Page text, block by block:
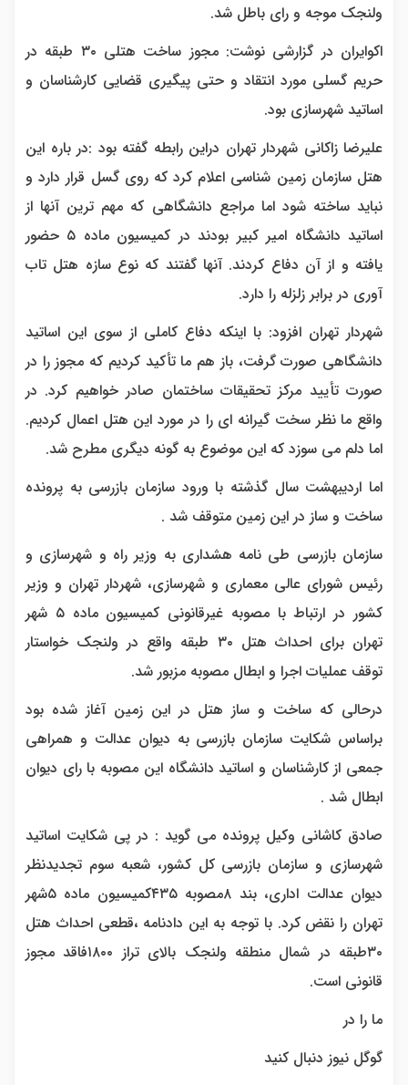
ولنجک موجه و رای باطل شد.
اکوایران در گزارشی نوشت: مجوز ساخت هتلی ۳۰ طبقه در
حریم گسلی مورد انتقاد و حتی پیگیری قضایی کارشناسان و
اساتید شهرسازی بود.
علیرضا زاکانی شهردار تهران دراین رابطه گفته بود :در باره این
هتل سازمان زمین شناسی اعلام کرد که روی گسل قرار دارد و
نباید ساخته شود اما مراجع دانشگاهی که مهم ترین آنها از
اساتید دانشگاه امیر کبیر بودند در کمیسیون ماده ۵ حضور
یافته و از آن دفاع کردند. آنها گفتند که نوع سازه هتل تاب
آوری در برابر زلزله را دارد.
شهردار تهران افزود: با اینکه دفاع کاملی از سوی این اساتید
دانشگاهی صورت گرفت، باز هم ما تأکید کردیم که مجوز را در
صورت تأیید مرکز تحقیقات ساختمان صادر خواهیم کرد. در
واقع ما نظر سخت گیرانه ای را در مورد این هتل اعمال کردیم.
اما دلم می سوزد که این موضوع به گونه دیگری مطرح شد.
اما اردیبهشت سال گذشته با ورود سازمان بازرسی به پرونده
ساخت و ساز در این زمین متوقف شد .
سازمان بازرسی طی نامه هشداری به وزیر راه و شهرسازی و
رئیس شورای عالی معماری و شهرسازی، شهردار تهران و وزیر
کشور در ارتباط با مصوبه غیرقانونی کمیسیون ماده ۵ شهر
تهران برای احداث هتل ۳۰ طبقه واقع در ولنجک خواستار
توقف عملیات اجرا و ابطال مصوبه مزبور شد.
درحالی که ساخت و ساز هتل در این زمین آغاز شده بود
براساس شکایت سازمان بازرسی به دیوان عدالت و همراهی
جمعی از کارشناسان و اساتید دانشگاه این مصوبه با رای دیوان
ابطال شد .
صادق کاشانی وکیل پرونده می گوید : در پی شکایت اساتید
شهرسازی و سازمان بازرسی کل کشور، شعبه سوم تجدیدنظر
دیوان عدالت اداری، بند ۸مصوبه ۴۳۵کمیسیون ماده ۵شهر
تهران را نقض کرد. با توجه به این دادنامه ،قطعی احداث هتل
۳۰طبقه در شمال منطقه ولنجک بالای تراز ۱۸۰۰فاقد مجوز
قانونی است.
ما را در
گوگل نیوز دنبال کنید